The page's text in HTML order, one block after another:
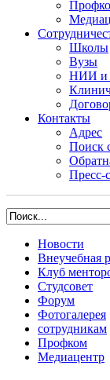
Школы
Вузы
НИИ и
Контакты
Адрес
Поиск
Пресс-
Новости
Внеучебная
Клуб
Студсовет
Форум
Фотогалерея
сотрудникам
Профком
Медиацентр